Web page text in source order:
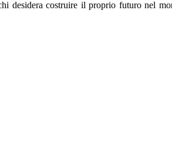
desidera costruire il proprio futuro nel